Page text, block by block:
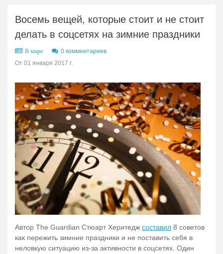
Восемь вещей, которые стоит и не стоит
делать в соцсетях на зимние праздники
В мире
0 комментариев
От 01 января 2017 г.
Автор The Guardian Стюарт Херитедж составил 8 советов
как пережить зимние праздники и не поставить себя в
неловкую ситуацию из-за активности в соцсетях. Один